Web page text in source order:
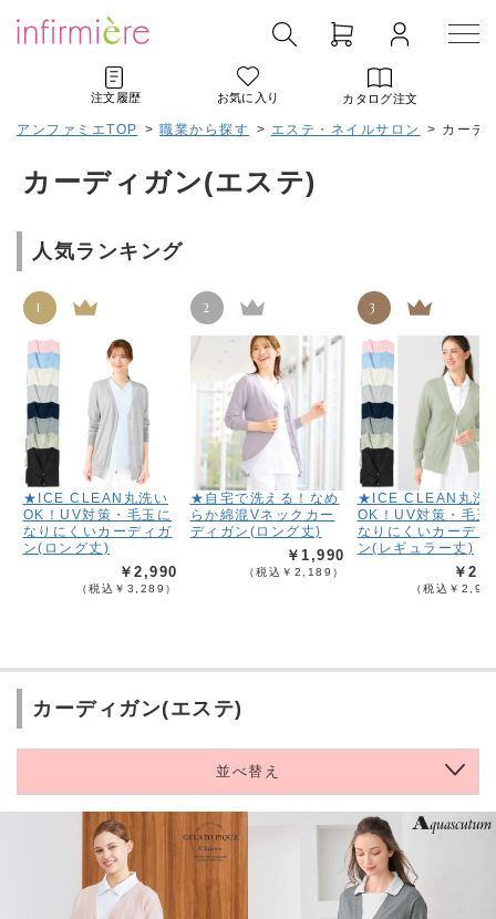
注文履歴 お気に入り カタログ注文
アンファミエTOP > 職業から探す > エステ・ネイルサロン > カーデ
カーディガン(エステ)
人気ランキング
1
★ICE CLEAN丸洗い
OK！UV対策・毛玉に
なりにくいカーディガ
ン(ロング丈)
￥2,990
（税込￥3,289）
2
★自宅で洗える！なめ
らか綿混Vネックカー
ディガン(ロング丈)
￥1,990
（税込￥2,189）
3
★ICE CLEAN丸洗
OK！UV対策・毛玉
なりにくいカーディ
ン(レギュラー丈)
￥
（税込￥
カーディガン(エステ)
並べ替え